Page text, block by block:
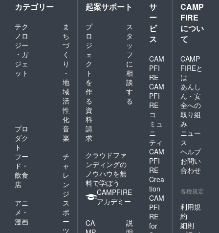
カテゴリー
テク
ノロ
ジー
・ガ
ジェ
ット
ま
ち
づ
く
り
・
地
域
活
性
化
プロ
ダク
ト
音
楽
フー
ド・
飲食
店
チ
ャ
レ
ン
ジ
アニ
メ・
漫画
ス
ポ
ー
ツ
起案サポート
プ
ロ
ジ
ェ
ク
ト
を
作
る
ス
タ
ッ
フ
に
相
談
す
る
資
料
請
求
クラウドファ
ンディングの
ノウハウを無
料で学ぼう
CAMPFIRE
アカデミー
CA
説
サ
ー
ビ
ス
CAM
PFI
RE
CAM
PFI
RE
コ
ミュ
ニ
ティ
CAM
PFI
RE
Crea
tion
CAM
PFI
RE
for
CAMP
FIRE
につい
て
CAMP
FIREと
は
あんし
ん・安
全への
取り組
み
ニュー
ス
ヘルプ
お問い
合わせ
各種規定
利用規
約
細則